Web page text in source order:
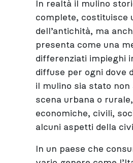
In realtà il mulino
complete, costituisce
dell’antichità, ma
presenta come una
differenziati impieghi
diffuse per ogni dove
il mulino sia stato
scena urbana o
economiche, civili,
alcuni aspetti della
In un paese che